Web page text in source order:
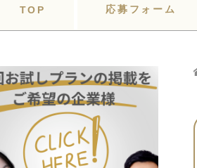
TOP 応募フォーム